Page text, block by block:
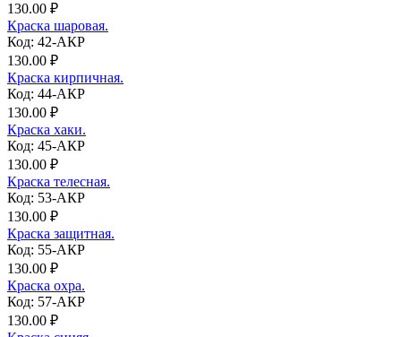
130.00 ₽
Краска шаровая.
Код: 42-АКР
130.00 ₽
Краска кирпичная.
Код: 44-АКР
130.00 ₽
Краска хаки.
Код: 45-АКР
130.00 ₽
Краска телесная.
Код: 53-АКР
130.00 ₽
Краска защитная.
Код: 55-АКР
130.00 ₽
Краска охра.
Код: 57-АКР
130.00 ₽